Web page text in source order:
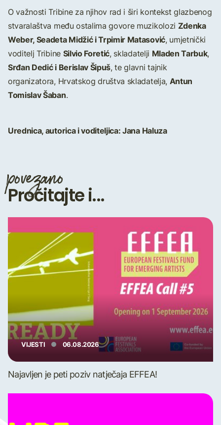
O važnosti Tribine za njihov rad i širi kontekst glazbenog
stvaralaštva među ostalima govore muzikolozi Zdenka
Weber, Seadeta Midžić i Trpimir Matasović, umjetnički
voditelj Tribine Silvio Foretić, skladatelji Mladen Tarbuk,
Srđan Dedić i Berislav Šipuš, te glavni tajnik
organizatora, Hrvatskog društva skladatelja, Antun
Tomislav Šaban.
Urednica, autorica i voditeljica: Jana Haluza
povezano
Pročitajte i...
VIJESTI 06.08.2026
Najavljen je peti poziv natječaja EFFEA!